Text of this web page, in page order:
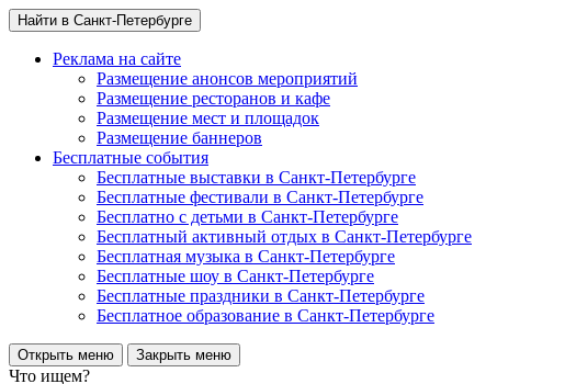
Найти в Санкт-Петербурге
Реклама на сайте
Размещение анонсов мероприятий
Размещение ресторанов и кафе
Размещение мест и площадок
Размещение баннеров
Бесплатные события
Бесплатные выставки в Санкт-Петербурге
Бесплатные фестивали в Санкт-Петербурге
Бесплатно с детьми в Санкт-Петербурге
Бесплатный активный отдых в Санкт-Петербурге
Бесплатная музыка в Санкт-Петербурге
Бесплатные шоу в Санкт-Петербурге
Бесплатные праздники в Санкт-Петербурге
Бесплатное образование в Санкт-Петербурге
Открыть меню Закрыть меню
Что ищем?